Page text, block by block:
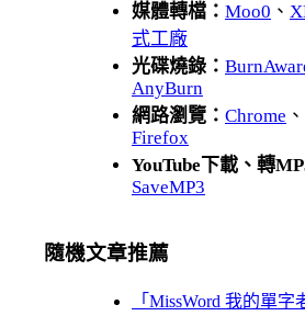
媒體轉檔： Moo0 、
式工廠
光碟燒錄：
AnyBurn
網路瀏覽： Chrome 、
Firefox
YouTube下載、轉
SaveMP3
隨機文章推薦
「MissWord 我的單字